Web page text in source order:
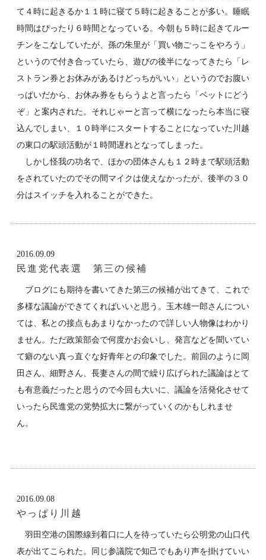
て４時に起きるか１１時に寝て５時に起きることが多い。睡眠
時間はぴったり６時間となっている。今朝も５時に起きてルー
チンをこなしていたが、孫の朱里が「買い物ごっこをやろう」
というので付き合っていたら、遊びの後半になってきたら「レ
ストラン券とお休みがあるけどっちがいい」というのでお腹い
っぱいだから、お休み券をもらうよと言ったら「ベットにどう
ぞ」と案内された。それじゃーと言って横になったら本当に寝
込んでしまい、１０時半にスタートすることになっていた川越
の東口の駅頭活動が１時間遅れとなってしまった。
しかし怪我の功名で、ほかの団体さんも１２時まで駅頭活動
をされていたのでその間マイクは使えなかったが、後半の３０
分はスイッチを入れることができた。
2016.09.09
民進党代表選 第三の候補
ブログにも期待を書いてきた第三の候補が出てきて、これで
多様な議論ができてくればいいと思う。玉木雄一郎さんについ
ては、私との接点もあまりなかったので詳しい人物像はわかり
ません。ただ政策部会で何度かお会いし、発言などを聞いてい
て癖のない真っ直ぐな好青年との印象でした。前回のように岡
田さん、細野さん、長妻さんの間で繰り広げられた議論はとて
も有意義だったと思うので今回も大いに、議論を活発化させて
いったら民進党の党勢拡大に繋がっていくのかもしれませ
ん。
2016.09.08
やっぱり川越
羽田空港の国際線到着口に人を待っていたら公明党の山口代
表が出てこられた。同じ参議院で知己でもあり声を掛けていい